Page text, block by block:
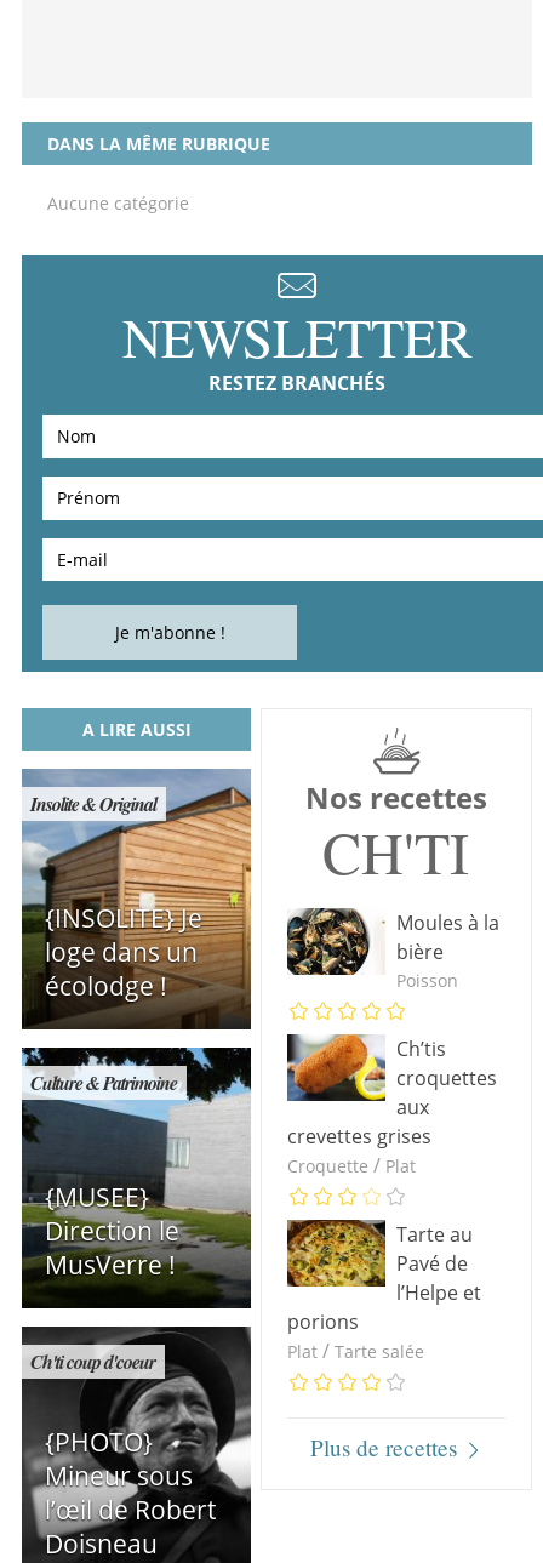
DANS LA MÊME RUBRIQUE
Aucune catégorie
NEWSLETTER
RESTEZ BRANCHÉS
A LIRE AUSSI
Insolite & Original
{INSOLITE} Je
loge dans un
écolodge !
Culture & Patrimoine
{MUSEE}
Direction le
MusVerre !
Ch'ti coup d'coeur
{PHOTO}
Mineur sous
l’œil de Robert
Doisneau
Nos recettes
CH'TI
Moules à la
bière
Poisson
Ch’tis
croquettes
aux
crevettes grises
Croquette / Plat
Tarte au
Pavé de
l’Helpe et
porions
Plat/ Tarte salée
Plus de recettes